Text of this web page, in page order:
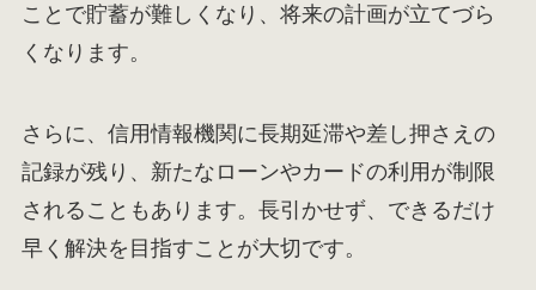
ことで貯蓄が難しくなり、将来の計画が立てづら
くなります。
さらに、信用情報機関に長期延滞や差し押さえの
記録が残り、新たなローンやカードの利用が制限
されることもあります。長引かせず、できるだけ
早く解決を目指すことが大切です。